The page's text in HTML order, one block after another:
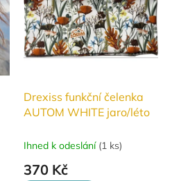
Drexiss funkční čelenka
AUTOM WHITE jaro/léto
Ihned k odeslání (1 ks)
370 Kč